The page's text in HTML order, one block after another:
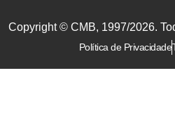
Copyright © CMB, 1997/2026.
Política de Privacidade